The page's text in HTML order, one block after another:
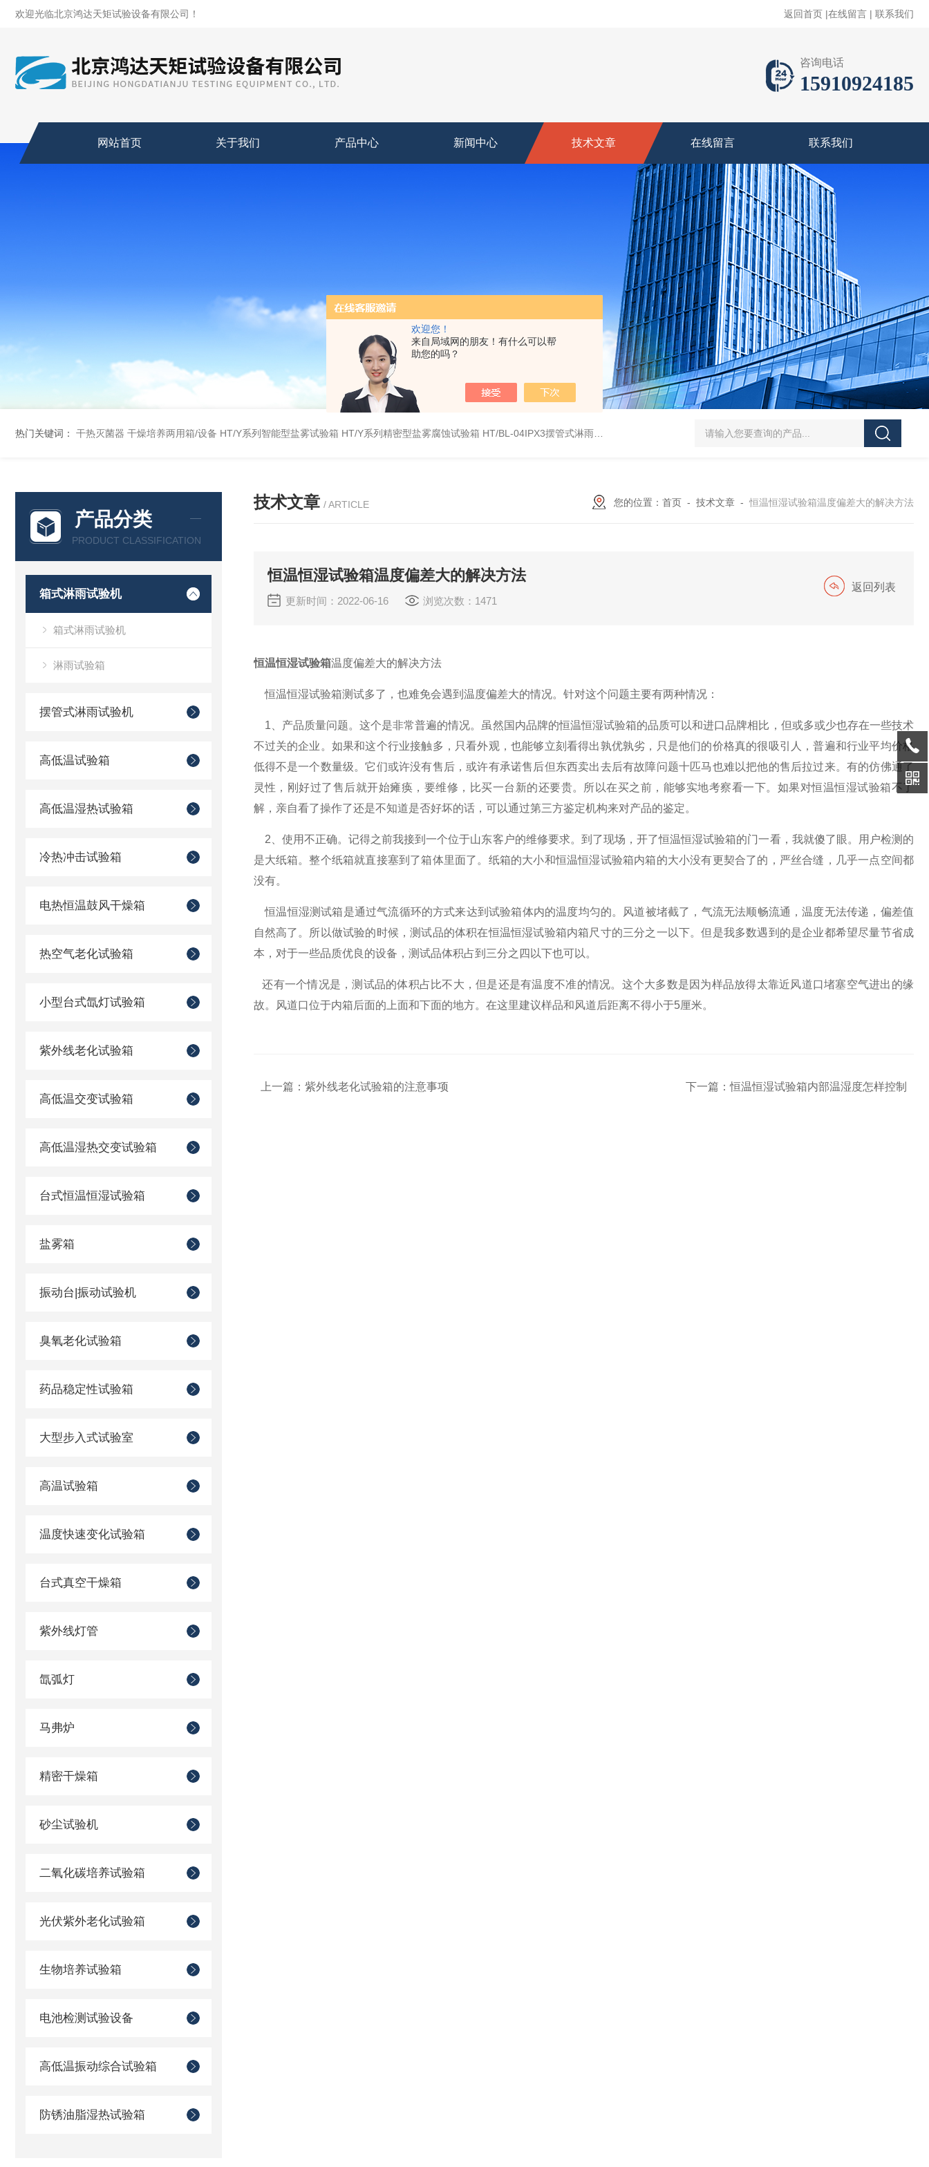
欢迎您！
来自局域网的朋友！有什么可以帮
助您的吗？
欢迎光临北京鸿达天矩试验设备有限公司！ 返回首页 |在线留言 | 联系我们
咨询电话
15910924185
网站首页 关于我们 产品中心 新闻中心 技术文章 在线留言 联系我们
热门关键词： 干热灭菌器 干燥培养两用箱/设备 HT/Y系列智能型盐雾试验箱 HT/Y系列精密型盐雾腐蚀试验箱 HT/BL-04IPX3摆管式淋雨试验机 HT/SC-800砂尘试验机厂家 HT/GDSJ-80天津小型高低温交变湿热试验
产品分类
PRODUCT CLASSIFICATION
箱式淋雨试验机
箱式淋雨试验机
淋雨试验箱
摆管式淋雨试验机
高低温试验箱
高低温湿热试验箱
冷热冲击试验箱
电热恒温鼓风干燥箱
热空气老化试验箱
小型台式氙灯试验箱
紫外线老化试验箱
高低温交变试验箱
高低温湿热交变试验箱
台式恒温恒湿试验箱
盐雾箱
振动台|振动试验机
臭氧老化试验箱
药品稳定性试验箱
大型步入式试验室
高温试验箱
温度快速变化试验箱
台式真空干燥箱
紫外线灯管
氙弧灯
马弗炉
精密干燥箱
砂尘试验机
二氧化碳培养试验箱
光伏紫外老化试验箱
生物培养试验箱
电池检测试验设备
高低温振动综合试验箱
防锈油脂湿热试验箱
技术文章 / ARTICLE 您的位置： 首页 - 技术文章 -恒温恒湿试验箱温度偏差大的解决方法
恒温恒湿试验箱温度偏差大的解决方法
更新时间：2022-06-16 浏览次数：1471
返回列表
恒温恒湿试验箱温度偏差大的解决方法
恒温恒湿试验箱测试多了，也难免会遇到温度偏差大的情况。针对这个问题主要有两种情况：
1、产品质量问题。这个是非常普遍的情况。虽然国内品牌的恒温恒湿试验箱的品质可以和进口品牌相比，但或多或少也存在一些技术
不过关的企业。如果和这个行业接触多，只看外观，也能够立刻看得出孰优孰劣，只是他们的价格真的很吸引人，普遍和行业平均价格
低得不是一个数量级。它们或许没有售后，或许有承诺售后但东西卖出去后有故障问题十匹马也难以把他的售后拉过来。有的仿佛通了
灵性，刚好过了售后就开始瘫痪，要维修，比买一台新的还要贵。所以在买之前，能够实地考察看一下。如果对恒温恒湿试验箱不了
解，亲自看了操作了还是不知道是否好坏的话，可以通过第三方鉴定机构来对产品的鉴定。
2、使用不正确。记得之前我接到一个位于山东客户的维修要求。到了现场，开了恒温恒湿试验箱的门一看，我就傻了眼。用户检测的
是大纸箱。整个纸箱就直接塞到了箱体里面了。纸箱的大小和恒温恒湿试验箱内箱的大小没有更契合了的，严丝合缝，几乎一点空间都
没有。
恒温恒湿测试箱是通过气流循环的方式来达到试验箱体内的温度均匀的。风道被堵截了，气流无法顺畅流通，温度无法传递，偏差值
自然高了。所以做试验的时候，测试品的体积在恒温恒湿试验箱内箱尺寸的三分之一以下。但是我多数遇到的是企业都希望尽量节省成
本，对于一些品质优良的设备，测试品体积占到三分之四以下也可以。
还有一个情况是，测试品的体积占比不大，但是还是有温度不准的情况。这个大多数是因为样品放得太靠近风道口堵塞空气进出的缘
故。风道口位于内箱后面的上面和下面的地方。在这里建议样品和风道后距离不得小于5厘米。
上一篇： 紫外线老化试验箱的注意事项 下一篇：恒温恒湿试验箱内部温湿度怎样控制